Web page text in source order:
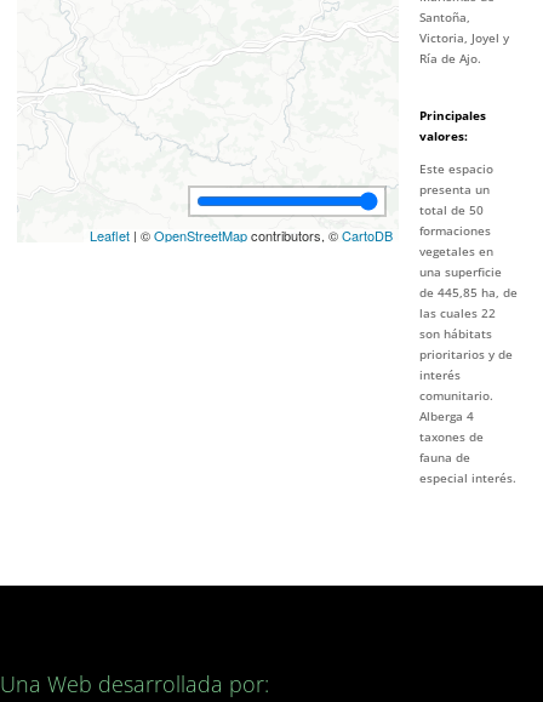
Leaflet | ©OpenStreetMapcontributors, ©CartoDB
Santoña,
Victoria, Joyel y
Ría de Ajo.
Principales
valores:
Este espacio
presenta un
total de 50
formaciones
vegetales en
una superficie
de 445,85 ha, de
las cuales 22
son hábitats
prioritarios y de
interés
comunitario.
Alberga 4
taxones de
fauna de
especial interés.
Una Web desarrollada por: